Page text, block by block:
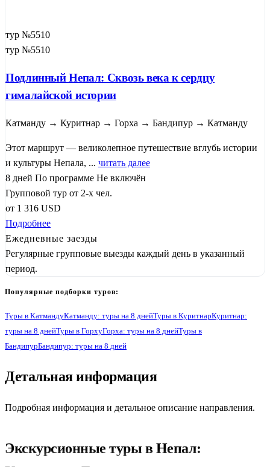
тур №5510
тур №5510
Подлинный Непал: Сквозь века к сердцу
гималайской истории
Катманду → Куритнар → Горха → Бандипур → Катманду
Этот маршрут — великолепное путешествие вглубь истории
и культуры Непала, ... читать далее
8 дней По программе Не включён
Групповой тур от 2-х чел.
от 1 316 USD
Подробнее
Ежедневные заезды
Регулярные групповые выезды каждый день в указанный
период.
Популярные подборки туров:
Туры в КатмандуКатманду: туры на 8 днейТуры в КуритнарКуритнар:
туры на 8 днейТуры в ГорхуГорха: туры на 8 днейТуры в
БандипурБандипур: туры на 8 дней
Детальная информация
Подробная информация и детальное описание направления.
Экскурсионные туры в Непал: